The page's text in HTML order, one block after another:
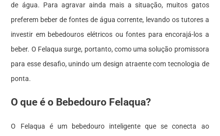
de água. Para agravar ainda mais a situação, muitos gatos
preferem beber de fontes de água corrente, levando os tutores a
investir em bebedouros elétricos ou fontes para encorajá-los a
beber. O Felaqua surge, portanto, como uma solução promissora
para esse desafio, unindo um design atraente com tecnologia de
ponta.
O que é o Bebedouro Felaqua?
O Felaqua é um bebedouro inteligente que se conecta ao